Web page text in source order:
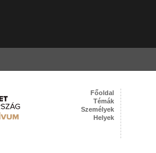
Főoldal
Témák
Személyek
Helyek